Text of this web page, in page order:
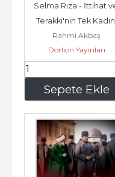
Sepete Ekle
Selma Rıza - İttihat
Terakki'nin Tek Kadın
Üyesi -        2021
Rahmi Akbaş
Dorlion Yayınları
253,50